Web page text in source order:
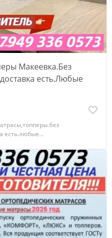
Макеевка.Без
есть.Любые
есть.любые...